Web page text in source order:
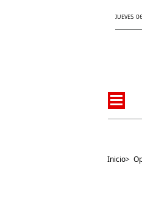
JUEVES
Inicio>